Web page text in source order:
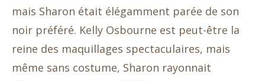
mais Sharon était élégamment parée de son
noir préféré. Kelly Osbourne est peut-être la
reine des maquillages spectaculaires, mais
même sans costume, Sharon rayonnait